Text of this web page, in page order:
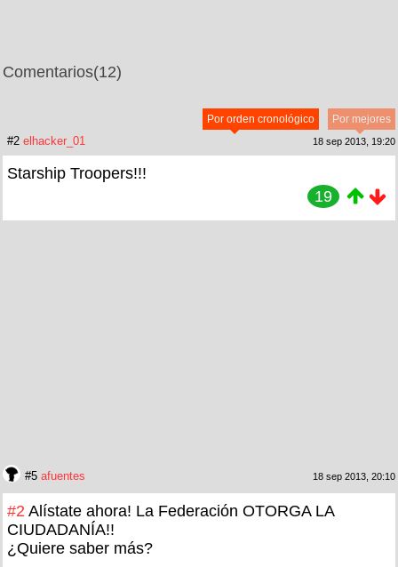
Comentarios(12)
Por mejores
Por orden cronológico
#2 elhacker_01 18 sep 2013, 19:20
Starship Troopers!!!
19
#5 afuentes 18 sep 2013, 20:10
#2 Alístate ahora! La Federación OTORGA LA
CIUDADANÍA!!
¿Quiere saber más?